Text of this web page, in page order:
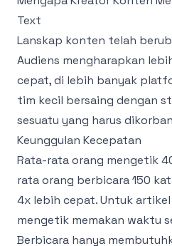
Text
Lanskap konten telah
Audiens mengharapkan
cepat, di lebih banyak
tim kecil bersaing dengan
sesuatu yang harus
Keunggulan Kecepatan
Rata-rata orang mengetik
rata orang berbicara 150
4x lebih cepat. Untuk
mengetik memakan waktu
Berbicara hanya